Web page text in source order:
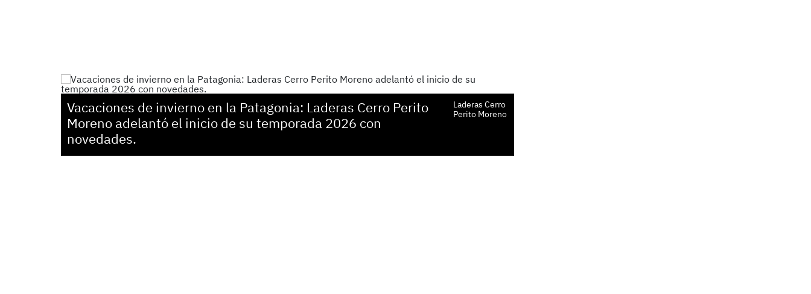
Vacaciones de invierno en la Patagonia: Laderas Cerro Perito
Moreno adelantó el inicio de su temporada 2026 con
novedades.
Laderas Cerro
Perito Moreno